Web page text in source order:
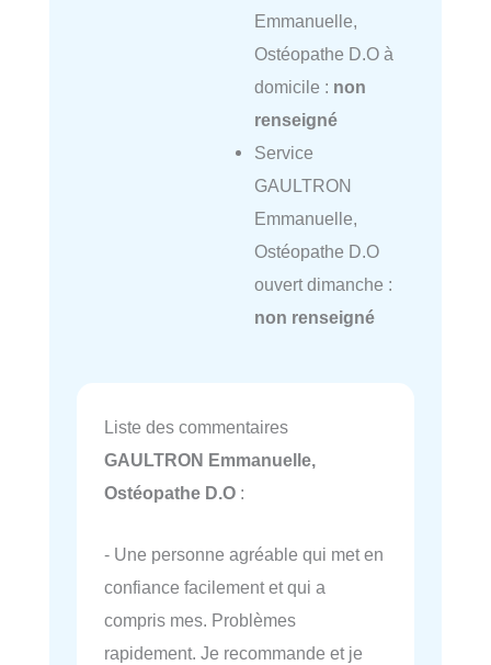
Emmanuelle,
Ostéopathe D.O à
domicile : non
renseigné
Service
GAULTRON
Emmanuelle,
Ostéopathe D.O
ouvert dimanche :
non renseigné
Liste des commentaires
GAULTRON Emmanuelle,
Ostéopathe D.O :
- Une personne agréable qui met en
confiance facilement et qui a
compris mes. Problèmes
rapidement. Je recommande et je